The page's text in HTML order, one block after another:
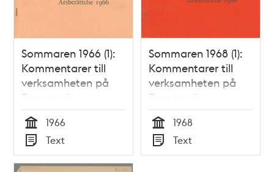
Sommaren 1966 (1):
Kommentarer till
verksamheten på
Barnens ö
Tid
1966
Typ
Text
Sommaren 1968 (1):
Kommentarer till
verksamheten på
Barnens ö
Tid
1968
Typ
Text